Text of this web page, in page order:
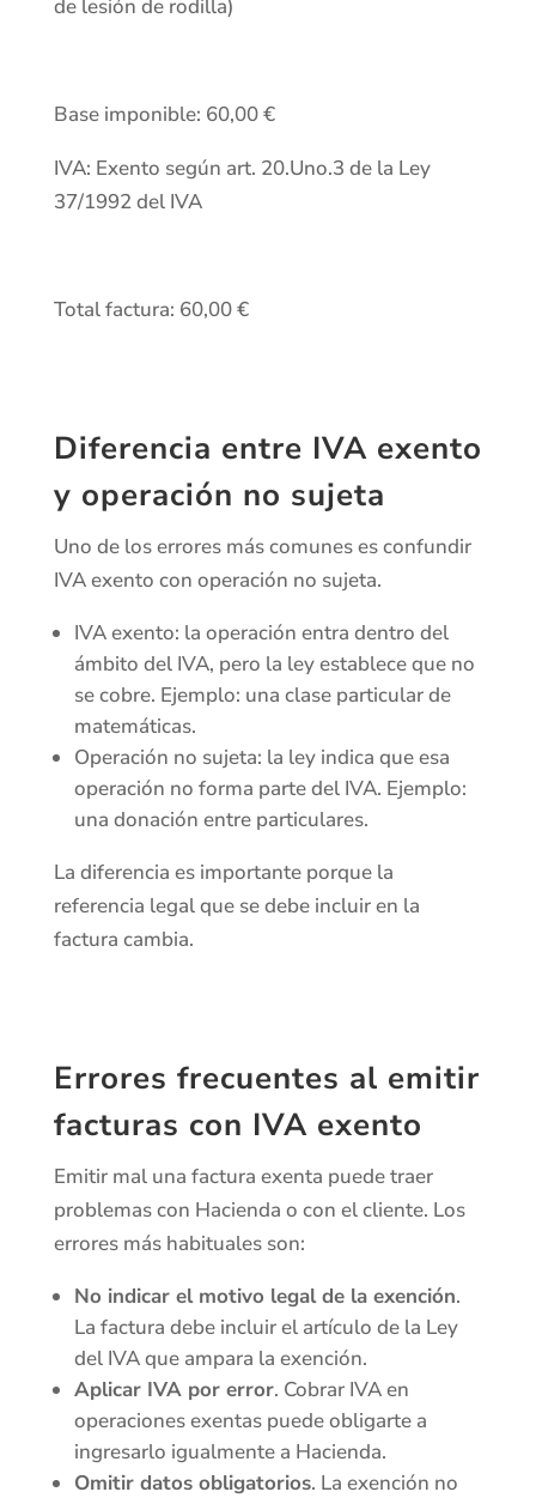
de lesión de rodilla)
Base imponible: 60,00 €
IVA: Exento según art. 20.Uno.3 de la Ley
37/1992 del IVA
Total factura: 60,00 €
Diferencia entre IVA exento
y operación no sujeta
Uno de los errores más comunes es confundir
IVA exento con operación no sujeta.
IVA exento: la operación entra dentro del
ámbito del IVA, pero la ley establece que no
se cobre. Ejemplo: una clase particular de
matemáticas.
Operación no sujeta: la ley indica que esa
operación no forma parte del IVA. Ejemplo:
una donación entre particulares.
La diferencia es importante porque la
referencia legal que se debe incluir en la
factura cambia.
Errores frecuentes al emitir
facturas con IVA exento
Emitir mal una factura exenta puede traer
problemas con Hacienda o con el cliente. Los
errores más habituales son:
No indicar el motivo legal de la exención.
La factura debe incluir el artículo de la Ley
del IVA que ampara la exención.
Aplicar IVA por error. Cobrar IVA en
operaciones exentas puede obligarte a
ingresarlo igualmente a Hacienda.
Omitir datos obligatorios. La exención no